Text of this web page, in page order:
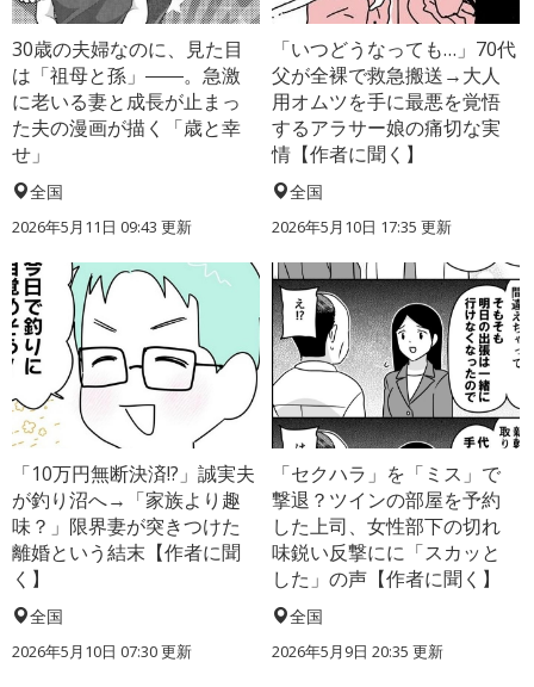
30歳の夫婦なのに、見た目
は「祖母と孫」――。急激
に老いる妻と成長が止まっ
た夫の漫画が描く「歳と幸
せ」
全国
2026年5月11日 09:43 更新
「いつどうなっても…」70代
父が全裸で救急搬送→大人
用オムツを手に最悪を覚悟
するアラサー娘の痛切な実
情【作者に聞く】
全国
2026年5月10日 17:35 更新
「10万円無断決済!?」誠実夫
が釣り沼へ→「家族より趣
味？」限界妻が突きつけた
離婚という結末【作者に聞
く】
全国
2026年5月10日 07:30 更新
「セクハラ」を「ミス」で
撃退？ツインの部屋を予約
した上司、女性部下の切れ
味鋭い反撃にに「スカッと
した」の声【作者に聞く】
全国
2026年5月9日 20:35 更新